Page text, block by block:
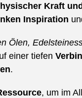
Kraft
Inspiration
Ölen,
einer tiefen
.
, um im